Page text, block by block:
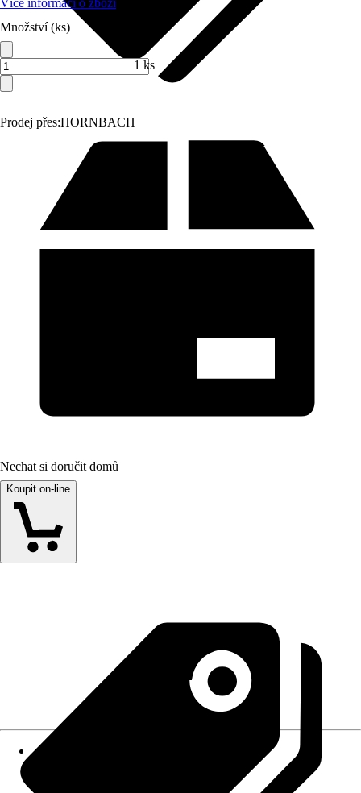
Prodej přes:HORNBACH
Více informací o zboží
Množství (ks)
1 ks
Nechat si doručit domů
Koupit on-line